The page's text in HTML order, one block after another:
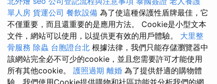
單人房 貨運公司 餐飲設備 為了使這種保護性盾牌最佳，它
不僅重要，而且還重要的是應用方法。 Cookie是小型文本
文件，網站可以使用，以提供更有效的用戶體驗。 大里整
骨服務 除蟲 台胞證台北 根據法律，我們只能存儲瀏覽器中
該網站完全必不可少的cookie，並且您需要許可才能使用
所有其他cookie。 護照過期 離婚 為了提供舒適的購物體
驗，我們使用Cookie提供購物和社區功能並分析我們的網